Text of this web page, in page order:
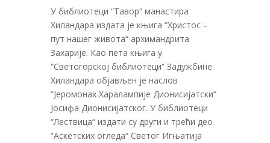
У библиотеци “Тавор“ манастира
Хиландара издата је књига “Христос –
пут нашег живота“ архимандрита
Захарије. Као пета књига у
“Светогорској библиотеци“ Задужбине
Хиландара објављен је наслов
“Јеромонах Харалампије Дионисијатски“
Јосифа Дионисијатског. У библиотеци
“Лествица“ издати су други и трећи део
“Аскетских огледа“ Светог Игњатија